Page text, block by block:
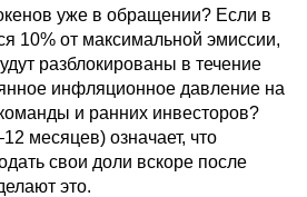
уже в обращении? Если в
10% от максимальной эмиссии,
разблокированы в течение
инфляционное давление на
и ранних инвесторов?
месяцев) означает, что
свои доли вскоре после
это.